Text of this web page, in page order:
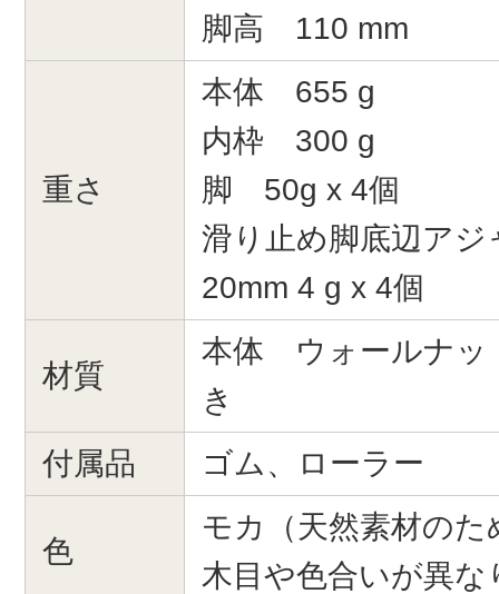
脚高 110 mm
重さ
本体 655 g
内枠 300 g
脚 50g x 4個
滑り止め脚底辺ア
20mm 4 g x 4個
材質
本体 ウォールナ
き
付属品
ゴム、ローラー
色
モカ（天然素材の
木目や色合いが異な